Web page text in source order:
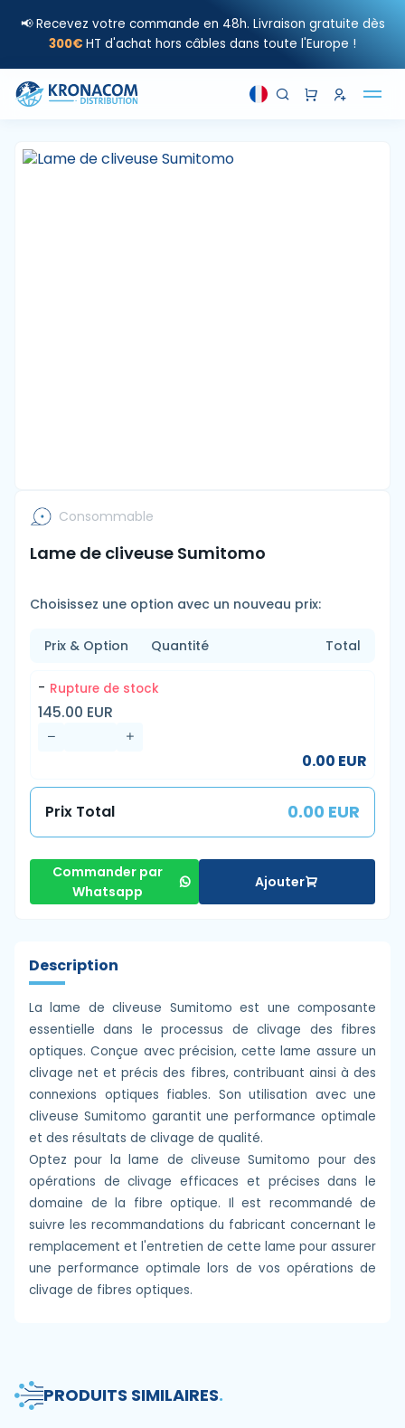
📢 Recevez votre commande en 48h. Livraison gratuite dès
300€ HT d'achat hors câbles dans toute l'Europe !
Consommable
Lame de cliveuse Sumitomo
Choisissez une option avec un nouveau prix:
Prix & Option Quantité Total
- Rupture de stock
145.00 EUR
0.00 EUR
Prix Total 0.00 EUR
Commander par
Whatsapp
Ajouter
Description
La lame de cliveuse Sumitomo est une composante
essentielle dans le processus de clivage des fibres
optiques. Conçue avec précision, cette lame assure un
clivage net et précis des fibres, contribuant ainsi à des
connexions optiques fiables. Son utilisation avec une
cliveuse Sumitomo garantit une performance optimale
et des résultats de clivage de qualité.
Optez pour la lame de cliveuse Sumitomo pour des
opérations de clivage efficaces et précises dans le
domaine de la fibre optique. Il est recommandé de
suivre les recommandations du fabricant concernant le
remplacement et l'entretien de cette lame pour assurer
une performance optimale lors de vos opérations de
clivage de fibres optiques.
PRODUITS SIMILAIRES.